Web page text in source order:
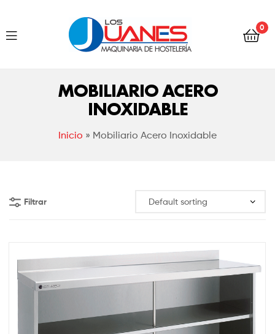
Los
Juanes
0
MOBILIARIO ACERO
INOXIDABLE
Inicio » Mobiliario Acero Inoxidable
Los
Filtrar